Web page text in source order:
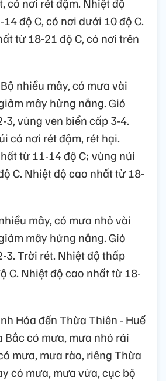
có nơi rét đậm. Nhiệt độ
độ C, có nơi dưới 10 độ C.
từ 18-21 độ C, có nơi trên
nhiều mây, có mưa vài
mây hửng nắng. Gió
3, vùng ven biển cấp 3-4.
có nơi rét đậm, rét hại.
từ 11-14 độ C; vùng núi
C. Nhiệt độ cao nhất từ 18-
mây, có mưa nhỏ vài
mây hửng nắng. Gió
3. Trời rét. Nhiệt độ thấp
C. Nhiệt độ cao nhất từ 18-
Hóa đến Thừa Thiên - Huế
Bắc có mưa, mưa nhỏ rải
mưa, mưa rào, riêng Thừa
có mưa, mưa vừa, cục bộ